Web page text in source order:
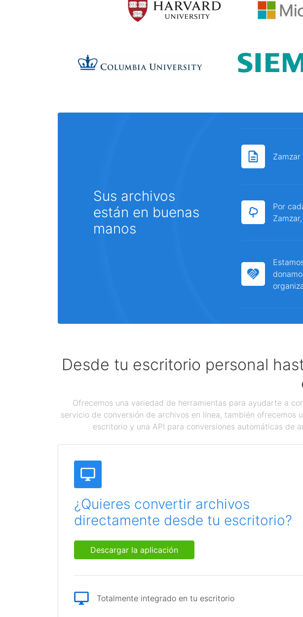
Sus archivos
están en buenas
manos
Por
Desde tu escritorio personal
Ofrecemos una variedad de herramientas para ayudarte a
servicio de conversión de archivos en línea, también
escritorio y una API para conversiones automáticas de
¿Quieres convertir archivos
directamente desde tu escritorio?
Descargar la aplicación
Totalmente integrado en tu escritorio